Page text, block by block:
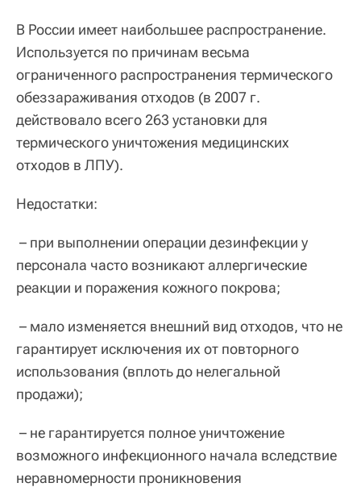
В России имеет наибольшее распространение.
Используется по причинам весьма
ограниченного распространения термического
обеззараживания отходов (в 2007 г.
действовало всего 263 установки для
термического уничтожения медицинских
отходов в ЛПУ).
Недостатки:
– при выполнении операции дезинфекции у
персонала часто возникают аллергические
реакции и поражения кожного покрова;
– мало изменяется внешний вид отходов, что не
гарантирует исключения их от повторного
использования (вплоть до нелегальной
продажи);
– не гарантируется полное уничтожение
возможного инфекционного начала вследствие
неравномерности проникновения